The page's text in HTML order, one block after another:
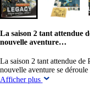
La saison 2 tant attendue
nouvelle aventure…
La saison 2 tant attendue
nouvelle aventure se
Afficher plus